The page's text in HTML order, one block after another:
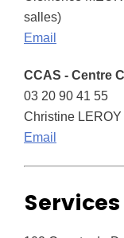
salles)
Email
CCAS - Centre
03 20 90 41 55
Christine LEROY
Email